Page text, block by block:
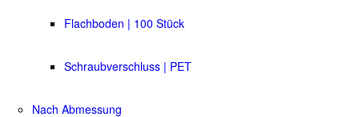
Flachboden | 100 Stück
Schraubverschluss | PET
Nach Abmessung